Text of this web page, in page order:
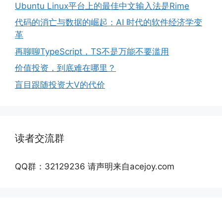
Ubuntu Linux平台上的最佳中文输入法是Rime
代码的消亡与数据的崛起：AI 时代的软件经济学变
革
再聊聊TypeScript，TS不是万能不要滥用
价值投资，到底难在哪里？
盲目跟随投资大V的代价
读者交流群
QQ群：32129236 请声明来自acejoy.com